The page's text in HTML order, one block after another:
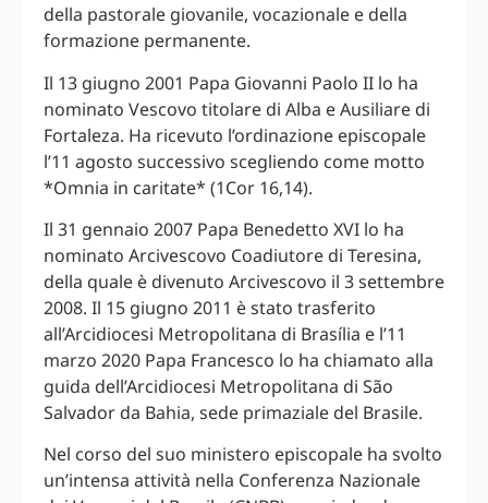
della pastorale giovanile, vocazionale e della
formazione permanente.
Il 13 giugno 2001 Papa Giovanni Paolo II lo ha
nominato Vescovo titolare di Alba e Ausiliare di
Fortaleza. Ha ricevuto l’ordinazione episcopale
l’11 agosto successivo scegliendo come motto
*Omnia in caritate* (1Cor 16,14).
Il 31 gennaio 2007 Papa Benedetto XVI lo ha
nominato Arcivescovo Coadiutore di Teresina,
della quale è divenuto Arcivescovo il 3 settembre
2008. Il 15 giugno 2011 è stato trasferito
all’Arcidiocesi Metropolitana di Brasília e l’11
marzo 2020 Papa Francesco lo ha chiamato alla
guida dell’Arcidiocesi Metropolitana di São
Salvador da Bahia, sede primaziale del Brasile.
Nel corso del suo ministero episcopale ha svolto
un’intensa attività nella Conferenza Nazionale